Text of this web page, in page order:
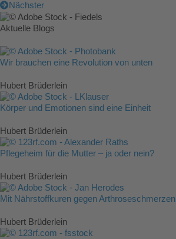
Nächster
Aktuelle Blogs
Wir brauchen eine Revolution von unten
Hubert Brüderlein
Körper und Emotionen sind eine Einheit
Hubert Brüderlein
Pflegeheim für die Mutter – ja oder nein?
Hubert Brüderlein
Mit Nährstoffkuren gegen Arthroseschmerzen
Hubert Brüderlein